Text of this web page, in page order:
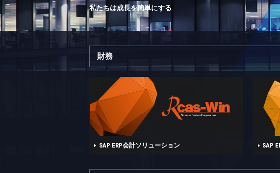
私たちは成長を簡単にする
財務
SAP ERP会計ソリューション SAP